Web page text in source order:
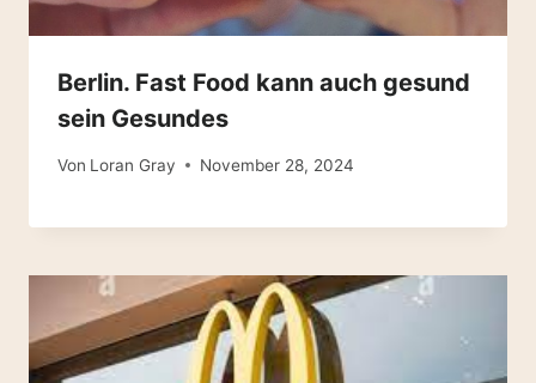
Berlin. Fast Food kann auch gesund
sein Gesundes
Von Loran Gray November 28, 2024